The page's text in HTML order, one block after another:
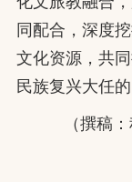
同配合，深度
文化资源，共
民族复兴大任
（撰稿